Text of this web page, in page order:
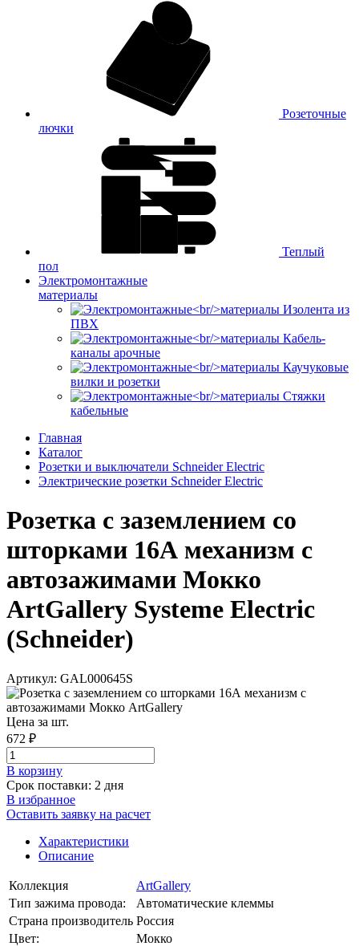
Розеточные
лючки
Теплый
пол
Электромонтажные
материалы
Изолента из
ПВХ
Кабель-
каналы арочные
Каучуковые
вилки и розетки
Стяжки
кабельные
Главная
Каталог
Розетки и выключатели Schneider Electric
Электрические розетки Schneider Electric
Розетка с заземлением со
шторками 16А механизм с
автозажимами Мокко
ArtGallery Systeme Electric
(Schneider)
Артикул: GAL000645S
Цена за шт.
672 ₽
В корзинy
Срок поставки: 2 дня
В избранное
Оставить заявку на расчет
Характеристики
Описание
Коллекция
ArtGallery
Тип зажима провода:
Автоматические клеммы
Страна производитель Россия
Цвет:
Мокко